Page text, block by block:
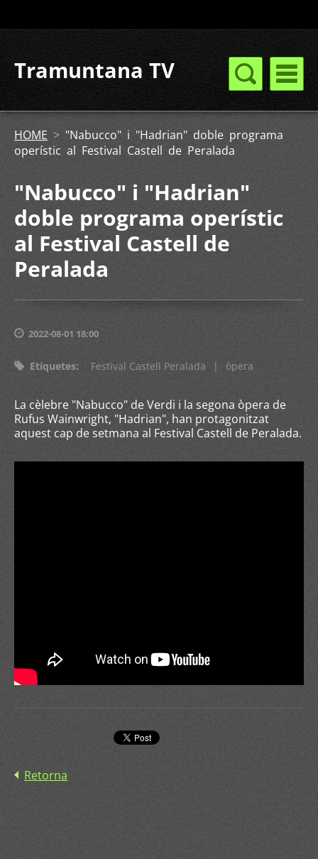
Tramuntana TV
HOME > "Nabucco" i "Hadrian" doble programa
operístic al Festival Castell de Peralada
"Nabucco" i "Hadrian"
doble programa operístic
al Festival Castell de
Peralada
2022-08-01 18:00
Etiquetes: Festival Castell Peralada | òpera
La cèlebre "Nabucco" de Verdi i la segona òpera de
Rufus Wainwright, "Hadrian", han protagonitzat
aquest cap de setmana al Festival Castell de Peralada.
Retorna